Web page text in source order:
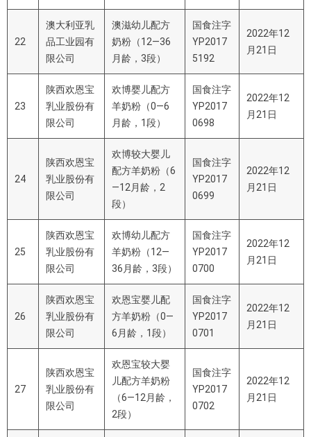
22
澳大利亚乳
品工业园有
限公司
澳滋幼儿配方
奶粉（12—36
月龄，3段）
国食注字
YP2017
5192
2022年12
月21日
23
陕西欢恩宝
乳业股份有
限公司
欢博婴儿配方
羊奶粉（0—6
月龄，1段）
国食注字
YP2017
0698
2022年12
月21日
24
陕西欢恩宝
乳业股份有
限公司
欢博较大婴儿
配方羊奶粉（6
—12月龄，2
段）
国食注字
YP2017
0699
2022年12
月21日
25
陕西欢恩宝
乳业股份有
限公司
欢博幼儿配方
羊奶粉（12—
36月龄，3段）
国食注字
YP2017
0700
2022年12
月21日
26
陕西欢恩宝
乳业股份有
限公司
欢恩宝婴儿配
方羊奶粉（0—
6月龄，1段）
国食注字
YP2017
0701
2022年12
月21日
27
陕西欢恩宝
乳业股份有
限公司
欢恩宝较大婴
儿配方羊奶粉
（6—12月龄，
2段）
国食注字
YP2017
0702
2022年12
月21日